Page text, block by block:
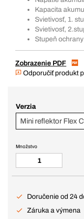
Kapacita
Svietivosť, 1.
Svietivosť,
Stupeň
Zobrazenie PDF
Odporučiť produkt
Verzia
Množstvo
Doručenie od 24
Záruka a výmena